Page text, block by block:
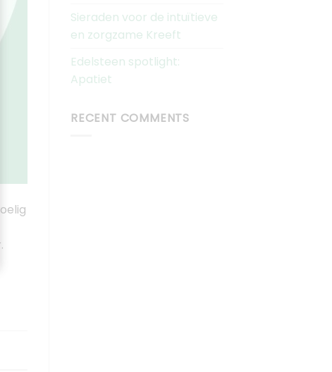
Sieraden voor de intuïtieve
en zorgzame Kreeft
Edelsteen spotlight:
Apatiet
RECENT COMMENTS